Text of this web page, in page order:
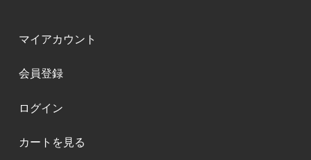
マイアカウント
会員登録
ログイン
カートを見る